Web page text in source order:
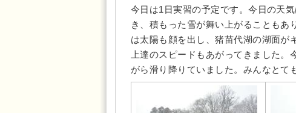
今日は1日実習の予定です。今日の天
き、積もった雪が舞い上がることもあ
は太陽も顔を出し、猪苗代湖の湖面が
上達のスピードもあがってきました
がら滑り降りていました。みんなとて